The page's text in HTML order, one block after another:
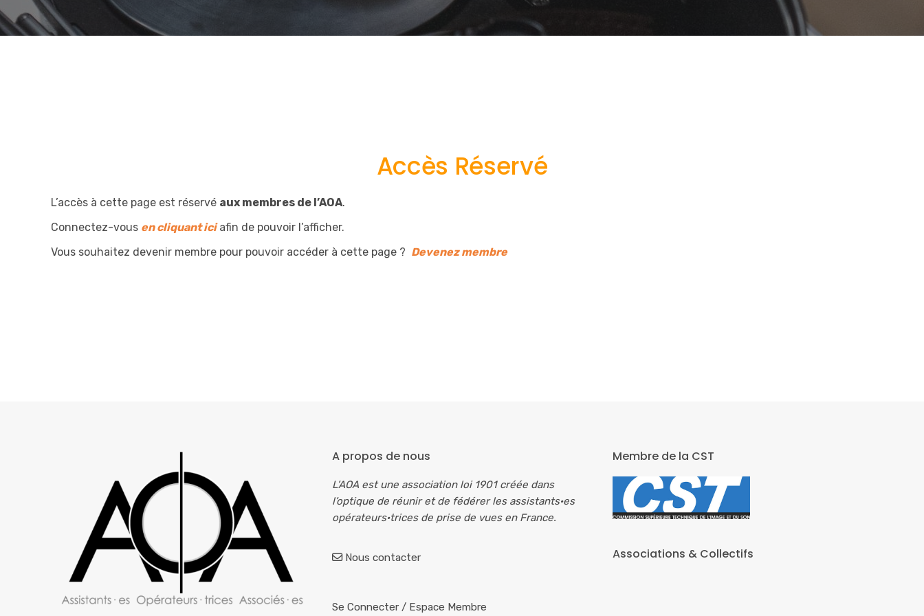
Accès Réservé
L’accès à cette page est réservé aux membres de l’AOA.
Connectez-vous en cliquant iciafin de pouvoir l’afficher.
Vous souhaitez devenir membre pour pouvoir accéder à cette page ? Devenez membre
A propos de nous
L’AOA est une association loi 1901 créée dans
l’optique de réunir et de fédérer les assistants·es
opérateurs·trices de prise de vues en France.
Nous contacter
Se Connecter/ Espace Membre
Membre de la CST
Associations & Collectifs